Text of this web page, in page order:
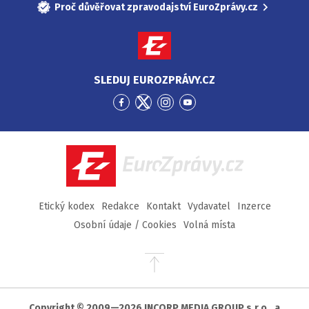
Proč důvěřovat zpravodajství EuroZprávy.cz
SLEDUJ EUROZPRÁVY.CZ
Přejít
Facebook
Přejít
Twitter
Přejít
Instagram
Přejít
YouTube
EuroZprávy.cz
Etický kodex Redakce Kontakt Vydavatel
Inzerce
Osobní údaje / Cookies
Volná místa
Přejít
stránky